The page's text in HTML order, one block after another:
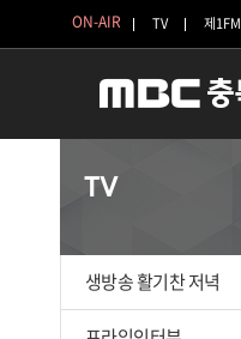
ON-AIR TV 제1FM
TV
생방송 활기찬 저녁